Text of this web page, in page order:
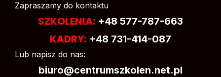
Zapraszamy do kontaktu
SZKOLENIA: +48 577-787-663
KADRY: +48 731-414-087
Lub napisz do nas:
biuro@centrumszkolen.net.pl